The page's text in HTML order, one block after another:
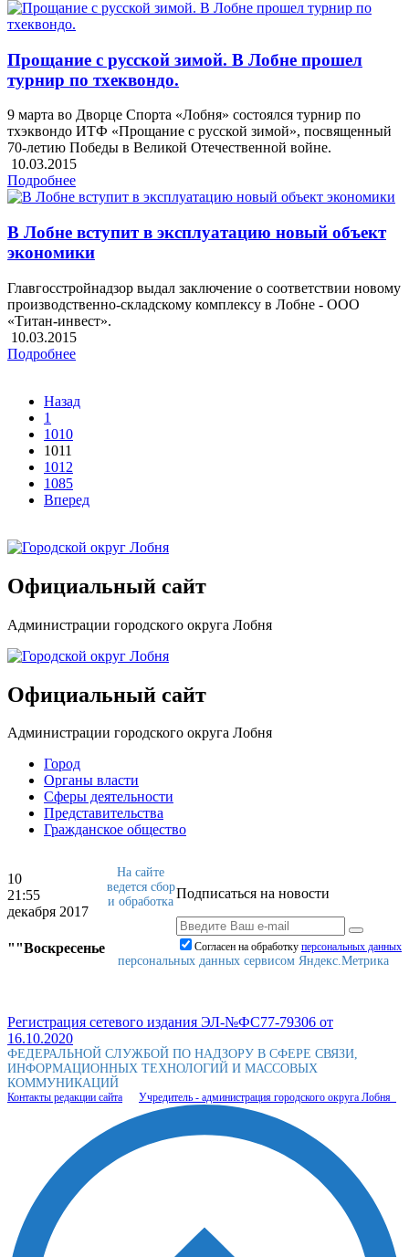
Прощание с русской зимой. В Лобне прошел
турнир по тхеквондо.
9 марта во Дворце Спорта «Лобня» состоялся турнир по
тхэквондо ИТФ «Прощание с русской зимой», посвященный
70-летию Победы в Великой Отечественной войне.
10.03.2015
Подробнее
В Лобне вступит в эксплуатацию новый объект
экономики
Главгосстройнадзор выдал заключение о соответствии новому
производственно-складскому комплексу в Лобне - ООО
«Титан-инвест».
10.03.2015
Подробнее
Назад
1
1010
1011
1012
1085
Вперед
Официальный сайт
Администрации городского округа Лобня
Официальный сайт
Администрации городского округа Лобня
Город
Органы власти
Сферы деятельности
Представительства
Гражданское общество
10
21:55
декабря 2017
""Воскресенье
Подписаться на новости
Согласен на обработку персональныx данных
На сайте
ведется сбор
и обработка
персональных данных сервисом Яндекс.Метрика
Регистрация сетевого издания ЭЛ-№ФС77-79306 от
16.10.2020
ФЕДЕРАЛЬНОЙ СЛУЖБОЙ ПО НАДЗОРУ В СФЕРЕ СВЯЗИ,
ИНФОРМАЦИОННЫХ ТЕХНОЛОГИЙ И МАССОВЫХ
КОММУНИКАЦИЙ
Контакты редакции сайта Учредитель - администрация городского округа Лобня